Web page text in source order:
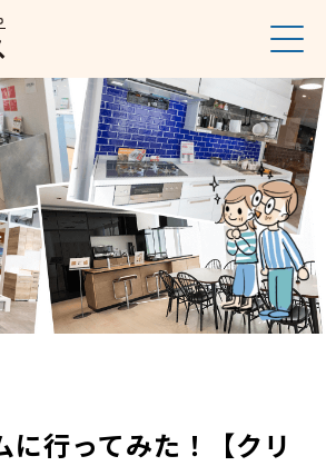
に行ってみた！【クリ